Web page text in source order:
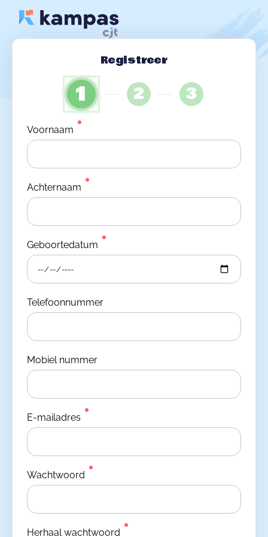
Registreer
1 2 3
Voornaam
Achternaam
Geboortedatum
Telefoonnummer
Mobiel nummer
E-mailadres
Wachtwoord
Herhaal wachtwoord